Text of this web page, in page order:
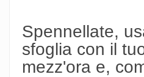
Spennellate,
sfoglia con il
mezz'ora e,